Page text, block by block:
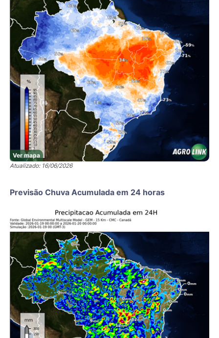
Ver mapa
Atualizado: 16/06/2026
Previsão Chuva Acumulada em 24 horas